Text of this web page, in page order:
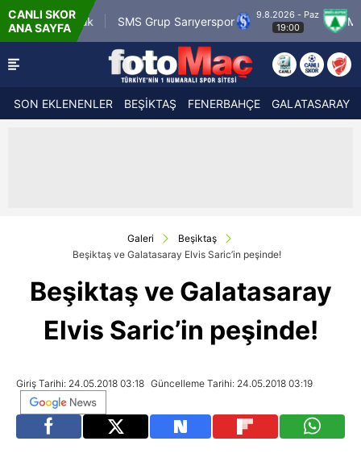
CANLI SKOR
ANA SAYFA
SMS Grup Sarıyerspor
9.8.2026 - Paz
19:00
SON EKLENENLER BEŞİKTAŞ FENERBAHÇE GALATASARAY
Galeri
Beşiktaş
Beşiktaş ve Galatasaray Elvis Saric’in peşinde!
Beşiktaş ve Galatasaray
Elvis Saric’in peşinde!
Giriş Tarihi: 24.05.2018 03:18 Güncelleme Tarihi: 24.05.2018 03:19